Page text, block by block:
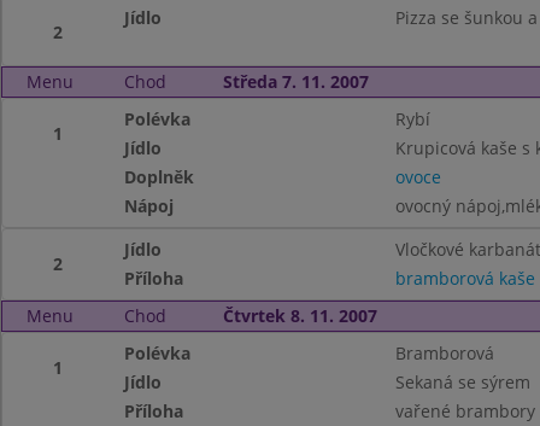
2
Jídlo Pizza se šunkou
Menu Chod Středa 7. 11. 2007
1
Polévka
Rybí
Jídlo
Krupicová kaše s
Doplněk
ovoce
Nápoj
ovocný
2
Jídlo
Vločkové
Příloha
bramborová kaše
Menu
Chod Čtvrtek 8. 11. 2007
1
Polévka
Bramborová
Jídlo
Sekaná se sýrem
Příloha
vařené brambory